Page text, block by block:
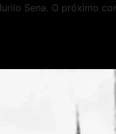
Sena. O próximo